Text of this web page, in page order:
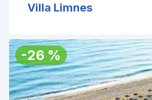
Villa Limnes
-26 %